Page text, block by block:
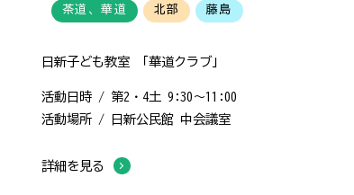
茶道、華道 北部 藤島
日新子ども教室 「華道クラブ」
活動日時 / 第2・4土 9:30～11:00
活動場所 / 日新公民館 中会議室
詳細を見る